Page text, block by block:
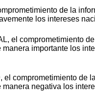
de la
los intereses
el comprometimiento
manera importante los
el comprometimiento de
manera negativa los